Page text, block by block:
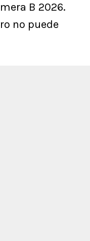
B 2026.
no puede